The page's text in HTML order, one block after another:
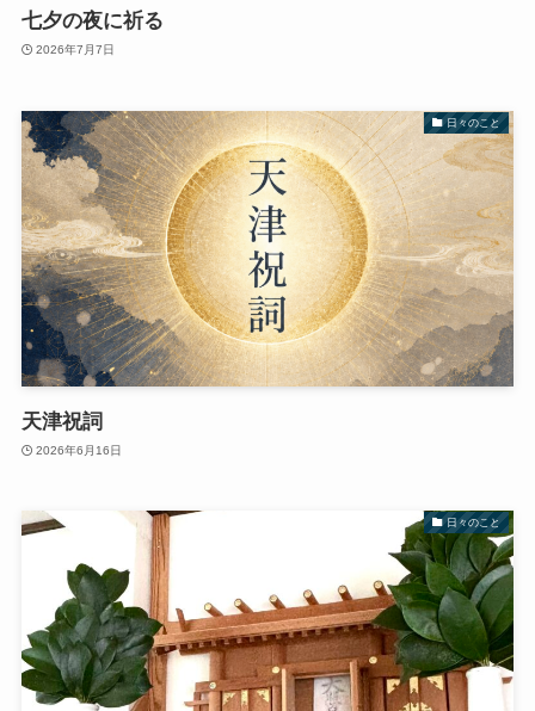
七夕の夜に祈る
2026年7月7日
日々のこと
天津祝詞
2026年6月16日
日々のこと